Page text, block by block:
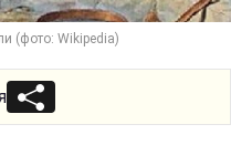
(фото: Wikipedia)